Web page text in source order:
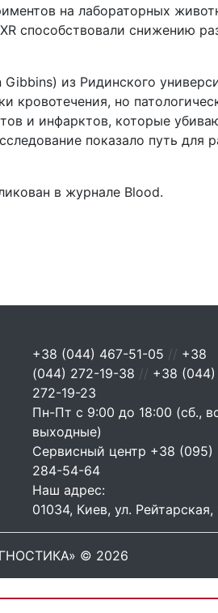
на лабораторных
способствовали снижению
из Ридинского
кровотечения, но
и инфарктов, которые
показало путь для
в журнале Blood.
+38 (044) 467-51-05 // +38
(044) 272-19-38 // +38 (044)
272-19-23
Пн-Пт с 9:00 до 18:00 (сб.,
выходные)
Сервисный центр +38 (095)
284-54-64
Наш адрес:
01034, Киев, ул. Рейтарская,
© 2026